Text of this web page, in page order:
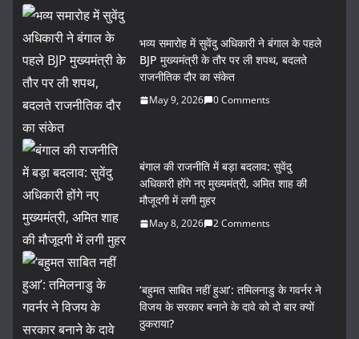
भव्य समारोह में सुवेंदु अधिकारी ने बंगाल के पहले
BJP मुख्यमंत्री के तौर पर ली शपथ, बदलते
राजनीतिक दौर का संकेत
May 9, 2026 0 Comments
बंगाल की राजनीति में बड़ा बदलाव: सुवेंदु
अधिकारी होंगे नए मुख्यमंत्री, अमित शाह की
मौजूदगी में लगी मुहर
May 8, 2026 2 Comments
‘बहुमत साबित नहीं हुआ’: तमिलनाडु के गवर्नर ने
विजय के सरकार बनाने के दावे को दो बार क्यों
ठुकराया?